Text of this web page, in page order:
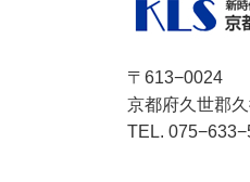
〒613−0024
京都府久世郡
TEL.